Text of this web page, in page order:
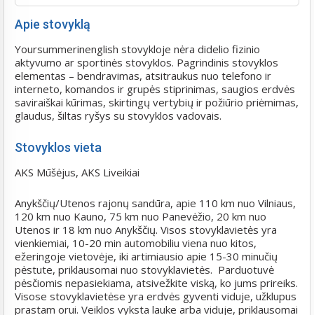
Apie stovyklą
Yoursummerinenglish stovykloje nėra didelio fizinio
aktyvumo ar sportinės stovyklos. Pagrindinis stovyklos
elementas – bendravimas, atsitraukus nuo telefono ir
interneto, komandos ir grupės stiprinimas, saugios erdvės
saviraiškai kūrimas, skirtingų vertybių ir požiūrio priėmimas,
glaudus, šiltas ryšys su stovyklos vadovais.
Stovyklos vieta
AKS Mūšėjus, AKS Liveikiai
Anykščių/Utenos rajonų sandūra, apie 110 km nuo Vilniaus,
120 km nuo Kauno, 75 km nuo Panevėžio, 20 km nuo
Utenos ir 18 km nuo Anykščių. Visos stovyklavietės yra
vienkiemiai, 10-20 min automobiliu viena nuo kitos,
ežeringoje vietovėje, iki artimiausio apie 15-30 minučių
pėstute, priklausomai nuo stovyklavietės. Parduotuvė
pėsčiomis nepasiekiama, atsivežkite viską, ko jums prireiks.
Visose stovyklavietėse yra erdvės gyventi viduje, užklupus
prastam orui. Veiklos vyksta lauke arba viduje, priklausomai